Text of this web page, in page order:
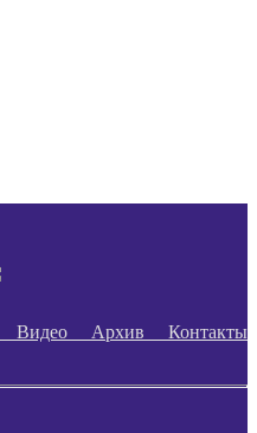
Видео Архив Контакты